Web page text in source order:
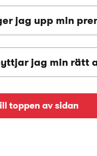
jag upp min
jag min rätt
toppen av sidan